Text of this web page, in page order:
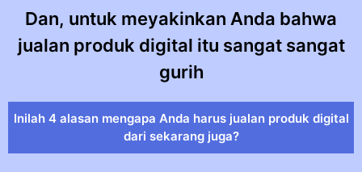
Dan, untuk meyakinkan Anda bahwa
jualan produk digital itu sangat sangat
gurih
Inilah 4 alasan mengapa Anda harus jualan produk digital
dari sekarang juga?